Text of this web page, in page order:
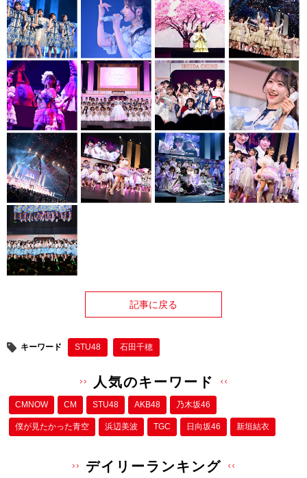
記事に戻る
キーワード STU48 石田千穂
人気のキーワード
CMNOW CM STU48 AKB48 乃木坂46
僕が⾒たかった⻘空 浜辺美波 TGC 日向坂46 新垣結衣
デイリーランキング